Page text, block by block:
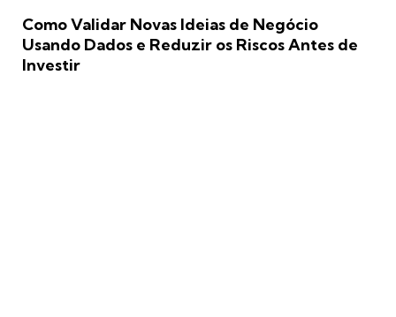
Como Validar Novas Ideias de Negócio
Usando Dados e Reduzir os Riscos Antes de
Investir